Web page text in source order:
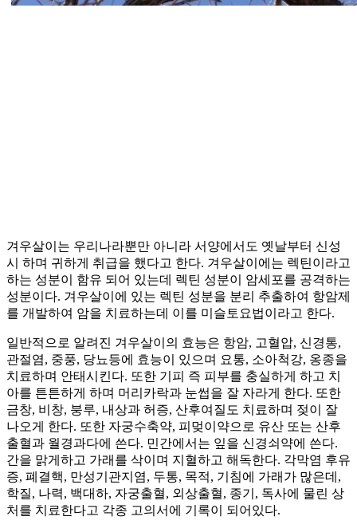
겨우살이는 우리나라뿐만 아니라 서양에서도 옛날부터 신성
시 하며 귀하게 취급을 했다고 한다. 겨우살이에는 렉틴이라고
하는 성분이 함유 되어 있는데 렉틴 성분이 암세포를 공격하는
성분이다. 겨우살이에 있는 렉틴 성분을 분리 추출하여 항암제
를 개발하여 암을 치료하는데 이를 미슬토요법이라고 한다.
일반적으로 알려진 겨우살이의 효능은 항암, 고혈압, 신경통,
관절염, 중풍, 당뇨등에 효능이 있으며 요통, 소아척강, 옹종을
치료하며 안태시킨다. 또한 기피 즉 피부를 충실하게 하고 치
아를 튼튼하게 하며 머리카락과 눈썹을 잘 자라게 한다. 또한
금창, 비창, 붕루, 내상과 허증, 산후여질도 치료하며 젖이 잘
나오게 한다. 또한 자궁수축약, 피멎이약으로 유산 또는 산후
출혈과 월경과다에 쓴다. 민간에서는 잎을 신경쇠약에 쓴다.
간을 맑게하고 가래를 삭이며 지혈하고 해독한다. 각막염 후유
증, 폐결핵, 만성기관지염, 두통, 목적, 기침에 가래가 많은데,
학질, 나력, 백대하, 자궁출혈, 외상출혈, 종기, 독사에 물린 상
처를 치료한다고 각종 고의서에 기록이 되어있다.